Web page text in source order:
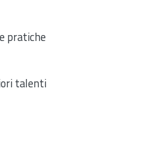
pratiche
talenti